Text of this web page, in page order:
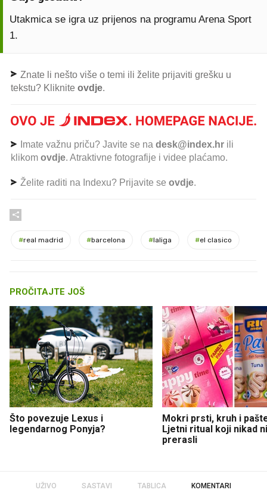
Utakmica se igra uz prijenos na programu Arena Sport
1.
Znate li nešto više o temi ili želite prijaviti grešku u
tekstu? Kliknite ovdje.
Imate važnu priču? Javite se na desk@index.hr ili
klikom ovdje. Atraktivne fotografije i videe plaćamo.
Želite raditi na Indexu? Prijavite se ovdje.
#real madrid #barcelona #laliga #el clasico
PROČITAJTE JOŠ
Što povezuje Lexus i
legendarnog Ponyja?
Mokri prsti, kruh i
Ljetni ritual koji nikad
prerasli
UŽIVO SASTAVI TABLICA KOMENTARI